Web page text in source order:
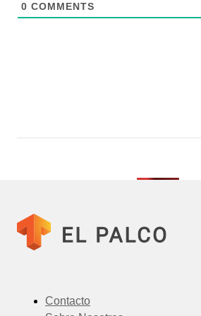
0 COMMENTS
Contacto